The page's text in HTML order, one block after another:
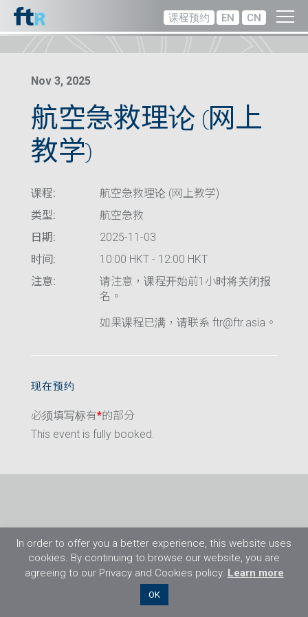
课程预约 EN CN
Nov 3, 2025
航空急救理论 (网上
教学)
课程:
航空急救理论 (网上教学)
类型:
航空急救
日期:
2025-11-03
时间:
10:00 HKT - 12:00 HKT
注意:
请注意，课程开始前1小时将关闭报
名。
如果课程已满，请联系 ftr@ftr.asia。
现在预约
必须填写标有*的部分
This event is fully booked.
©2026 Flight Training Resources Limited. 保
In order to offer you a better experience, this website uses
cookies. By continuing to browse our website, you are
agreeing to our Privacy and Cookies policy. Learn more
OK